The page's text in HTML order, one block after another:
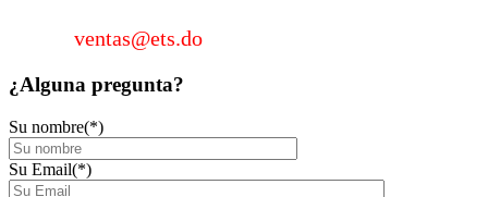
ventas@ets.do
¿Alguna pregunta?
Su nombre(*)
Su Email(*)